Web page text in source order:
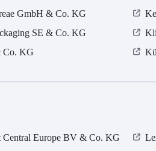
GmbH & Co. KG
SE & Co. KG
Co. KG
Central Europe BV & Co. KG